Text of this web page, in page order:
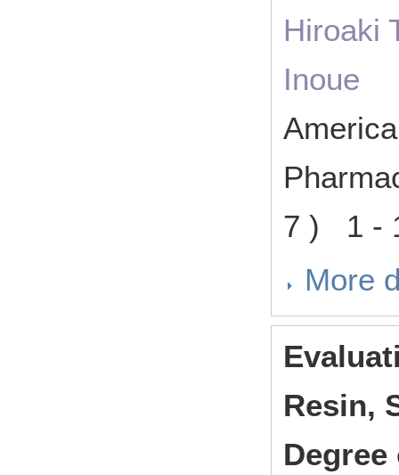
Hiroaki
Inoue
7 ) 1 -
More
Resin,